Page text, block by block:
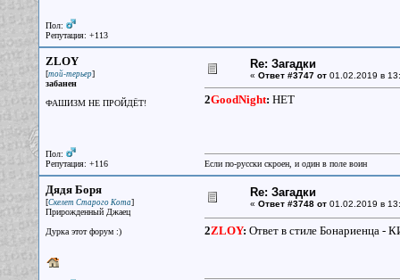
Пол:
Репутация: +113
ZLOY
[той-терьер]
забанен
ФАШИЗМ НЕ ПРОЙДЁТ!
Пол:
Репутация: +116
Re: Загадки
« Ответ #3747 от01.02.2019 в
2GoodNight: НЕТ
Если по-русски скроен, и один в поле воин
Дядя Боря
[Скелет Старого Кота]
Прирожденный Джаец
Дурка этот форум :)
Re: Загадки
« Ответ #3748 от01.02.2019 в
2ZLOY: Ответ в стиле Бонариенца -